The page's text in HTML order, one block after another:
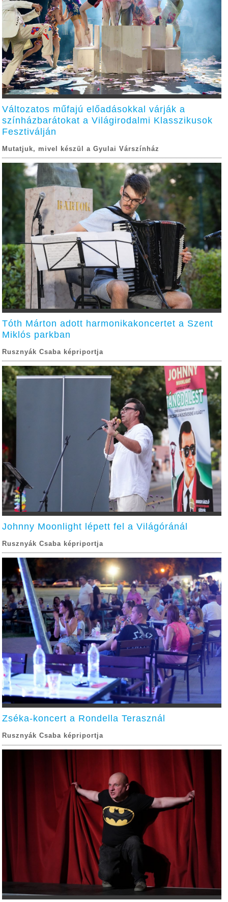
Változatos műfajú előadásokkal várják a
színházbarátokat a Világirodalmi Klasszikusok
Fesztiválján
Mutatjuk, mivel készül a Gyulai Várszínház
Tóth Márton adott harmonikakoncertet a Szent
Miklós parkban
Rusznyák Csaba képriportja
Johnny Moonlight lépett fel a Világóránál
Rusznyák Csaba képriportja
Zséka-koncert a Rondella Terasznál
Rusznyák Csaba képriportja